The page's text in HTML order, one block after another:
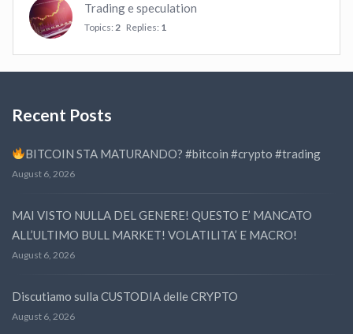
Trading e speculation
Topics: 2 Replies: 1
Recent Posts
BITCOIN STA MATURANDO? #bitcoin #crypto #trading
August 6, 2026
MAI VISTO NULLA DEL GENERE! QUESTO E’ MANCATO
ALL’ULTIMO BULL MARKET! VOLATILITA’ E MACRO!
August 6, 2026
Discutiamo sulla CUSTODIA delle CRYPTO
August 6, 2026